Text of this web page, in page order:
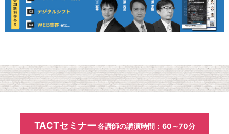
TACTセミナー各講師の講演時間：60～70分